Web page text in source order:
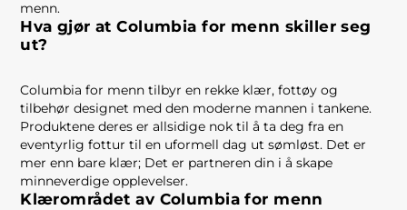
menn.
Hva gjør at Columbia for menn skiller seg
ut?
Columbia for menn tilbyr en rekke klær, fottøy og
tilbehør designet med den moderne mannen i tankene.
Produktene deres er allsidige nok til å ta deg fra en
eventyrlig fottur til en uformell dag ut sømløst. Det er
mer enn bare klær; Det er partneren din i å skape
minneverdige opplevelser.
Klærområdet av Columbia for menn